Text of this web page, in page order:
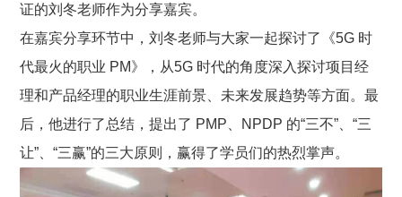
证的刘冬老师作为分享嘉宾。
在嘉宾分享环节中，刘冬老师与大家一起探讨了《5G 时
代最火的职业 PM》，从5G 时代的角度深入探讨项目经
理和产品经理的职业生涯前景、未来发展趋势等方面。最
后，他进行了总结，提出了 PMP、NPDP 的“三不”、“三
让”、“三赢”的三大原则，赢得了学员们的热烈掌声。